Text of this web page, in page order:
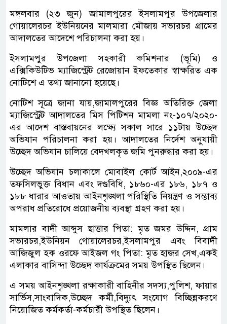
মঙ্গলবার (২৩ জুন) জামালপুরের ইসলামপুর উপজেলার
গোয়ালেরচর ইউনিয়নের মালমারা মৌজায় সভারচর গ্রামের
আদালতের আদেশে পরিচালনা করা হয়।
ইসলামপুর উপজেলা সহকারী কমিশনার (ভূমি) ও
এক্সিকিউটিভ ম্যাজিস্ট্রেট রেজোয়ান ইফতেকার স্বাক্ষরিত এক
নোটিশে এ তথ্য জানানো হয়েছে।
নোটিশ সূত্রে জানা যায়,জামালপুরের বিজ্ঞ অতিরিক্ত জেলা
ম্যাজিস্ট্রেট আদালতের মিস পিটিশন মামলা নং-১০৭/২০২০-
এর আদেশ বাস্তবায়নের লক্ষ্যে সকাল সারে ১১টায় উচ্ছেদ
অভিযান পরিচালনা করা হয়। আদালতের নির্দেশ অনুযায়ী
উচ্ছেদ অভিযান চালিয়ে বেদখলকৃত জমি পুনরুদ্ধার করা হয়।
উচ্ছেদ অভিযান চলাকালে মোবাইল কোর্ট আইন,২০০৯-এর
তফসিলভুক্ত বিধান এবং দণ্ডবিধি, ১৮৬০-এর ১৮৬, ১৮৭ ও
১৮৮ ধারার আওতায় আইনশৃঙ্খলা পরিস্থিতি নিয়ন্ত্রণ ও সম্ভাব্য
অপরাধ প্রতিরোধে প্রয়োজনীয় ব্যবস্থা গ্রহণ করা হয়।
মামলার বাদী আব্দুস ছাত্তার পিতা: মৃত জমর উদ্দিন, গ্রাম
সভারচর,ইউনিয়ন গোয়ালেরচর,ইসলামপুর এবং বিবাদী
আজিজুল হক ওরফে আইজল গং পিতা: মৃত হাজর সেখ,একই
এলাকার বাসিন্দা উচ্ছেদ কার্যক্রমের সময় উপস্থিত ছিলেন।
এ সময় আইনশৃঙ্খলা রক্ষাকারী বাহিনীর সদস্য,পুলিশ, ফায়ার
সার্ভিস,সাংবাদিক,উচ্ছেদ কর্মী,বিদ্যুৎ সংযোগ বিচ্ছিন্নকরণে
নিয়োজিত কর্মকর্তা-কর্মচারী উপস্থিত ছিলেন।